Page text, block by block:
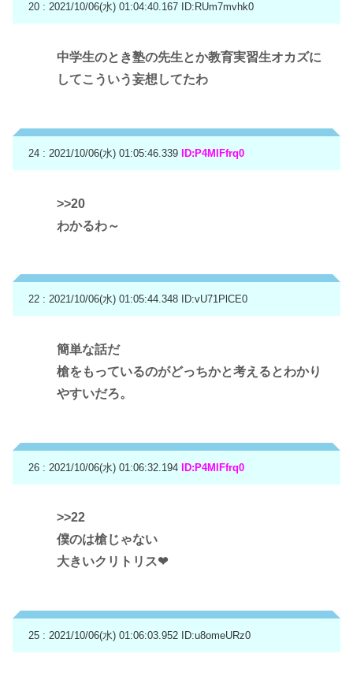
20 : 2021/10/06(水) 01:04:40.167 ID:RUm7mvhk0
中学生のとき塾の先生とか教育実習生オカズに
してこういう妄想してたわ
24 : 2021/10/06(水) 01:05:46.339 ID:P4MIFfrq0
>>20
わかるわ～
22 : 2021/10/06(水) 01:05:44.348 ID:vU71PlCE0
簡単な話だ
槍をもっているのがどっちかと考えるとわかり
やすいだろ。
26 : 2021/10/06(水) 01:06:32.194 ID:P4MIFfrq0
>>22
僕のは槍じゃない
大きいクリトリス❤
25 : 2021/10/06(水) 01:06:03.952 ID:u8omeURz0